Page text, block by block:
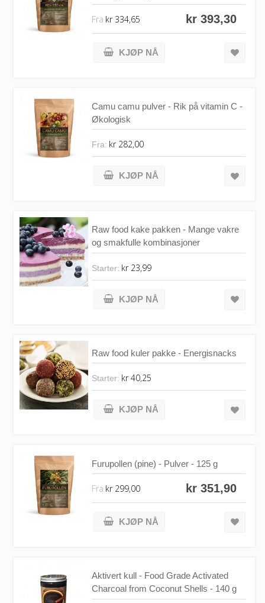
kr 393,30
Fra kr 334,65
KJØP NÅ
Camu camu pulver - Rik på vitamin C -
Økologisk
Fra: kr 282,00
KJØP NÅ
Raw food kake pakken - Mange vakre
og smakfulle kombinasjoner
Starter: kr 23,99
KJØP NÅ
Raw food kuler pakke - Energisnacks
Starter: kr 40,25
KJØP NÅ
Furupollen (pine) - Pulver - 125 g
kr 351,90
Fra kr 299,00
KJØP NÅ
Aktivert kull - Food Grade Activated
Charcoal from Coconut Shells - 140 g